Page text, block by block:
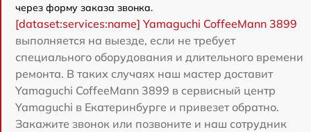
через форму заказа звонка.
[dataset:services:name] Yamaguchi CoffeeMann 3899
выполняется на выезде, если не требует
специального оборудования и длительного времени
ремонта. В таких случаях наш мастер доставит
Yamaguchi CoffeeMann 3899 в сервисный центр
Yamaguchi в Екатеринбурге и привезет обратно.
Закажите звонок или позвоните и наш сотрудник